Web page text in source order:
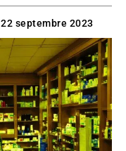
22 septembre 2023